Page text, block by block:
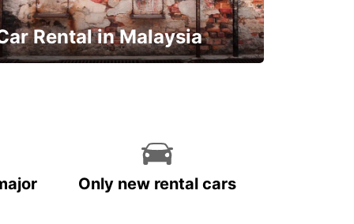
Rental in Malaysia
Only new rental cars